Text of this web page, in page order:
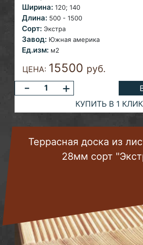
Ширина: 120; 140
Длина: 500 - 1500
Сорт: Экстра
Завод: Южная америка
Ед.изм: м2
ЦЕНА: 15500 руб.
- +
КУПИТЬ В 1 КЛИК
Террасная доска из
28мм сорт